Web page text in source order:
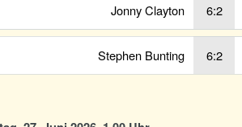
Jonny Clayton 6:2
Stephen Bunting 6:2